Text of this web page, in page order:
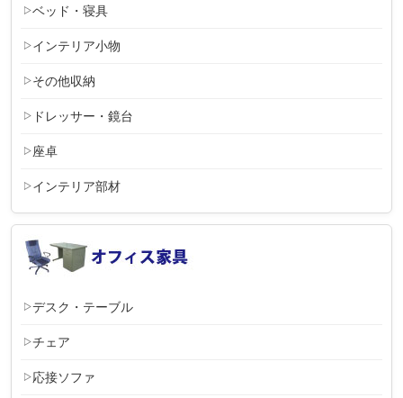
ベッド・寝具
インテリア小物
その他収納
ドレッサー・鏡台
座卓
インテリア部材
デスク・テーブル
チェア
応接ソファ